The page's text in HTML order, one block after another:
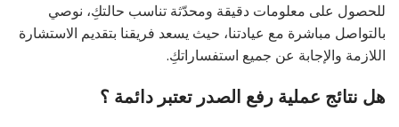
للحصول على معلومات دقيقة ومحدّثة تناسب حالتكِ، نوصي
بالتواصل مباشرة مع عيادتنا، حيث يسعد فريقنا بتقديم الاستشارة
اللازمة والإجابة عن جميع استفساراتكِ.
هل نتائج عملية رفع الصدر تعتبر دائمة ؟